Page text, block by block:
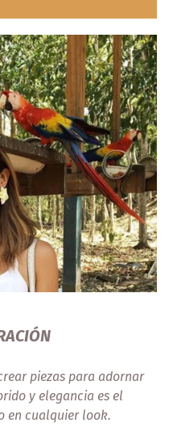
piezas para adornar
y elegancia es el
en cualquier look.